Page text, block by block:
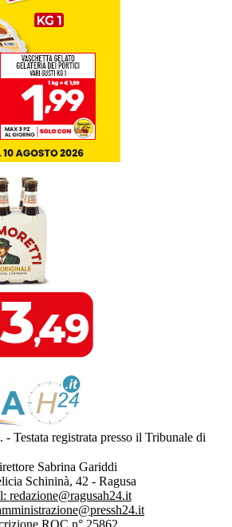
- Testata registrata presso il Tribunale di
Sabrina Gariddi
Schininà, 42 - Ragusa
redazione@ragusah24.it
ROC n° 25862